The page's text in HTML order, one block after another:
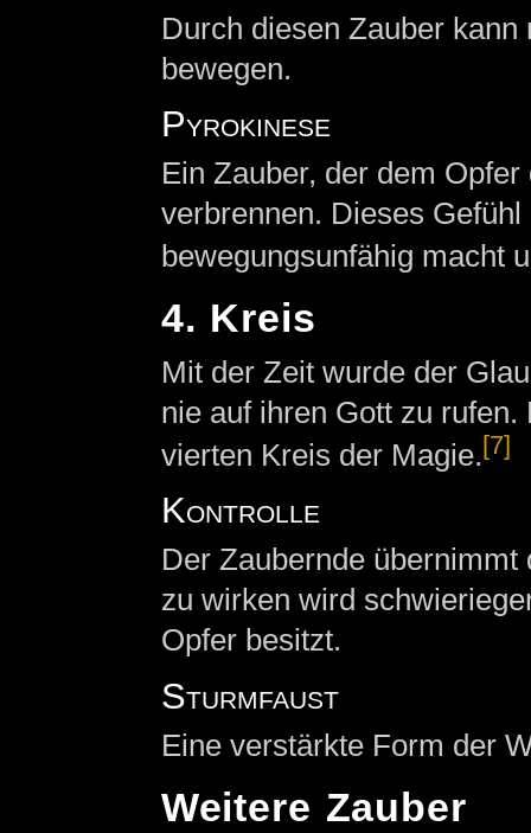
Durch diesen Zauber
bewegen.
Pyrokinese
Ein Zauber, der dem
verbrennen. Dieses
bewegungsunfähig macht
4. Kreis
Mit der Zeit wurde der
nie auf ihren Gott zu
vierten Kreis der Magie.[7]
Kontrolle
Der Zaubernde
zu wirken wird
Opfer besitzt.
Sturmfaust
Eine verstärkte Form der
Weitere Zauber